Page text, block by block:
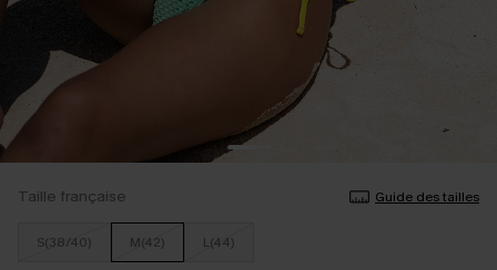
Taille française Guide des tailles
S(38/40) M(42) L(44)